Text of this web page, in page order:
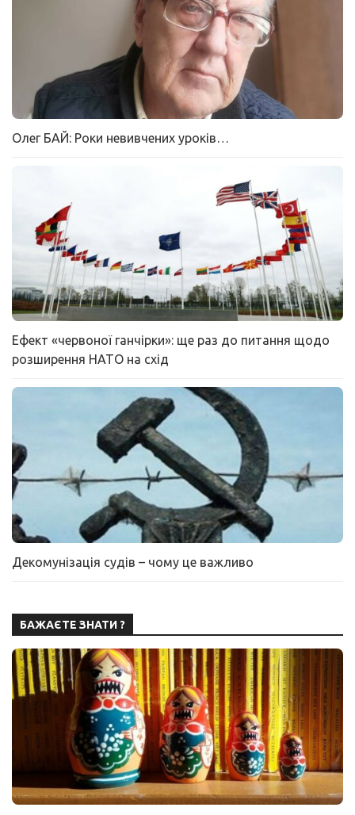
Олег БАЙ: Роки невивчених уроків…
Ефект «червоної ганчірки»: ще раз до питання щодо
розширення НАТО на схід
Декомунізація судів – чому це важливо
БАЖАЄТЕ ЗНАТИ ?